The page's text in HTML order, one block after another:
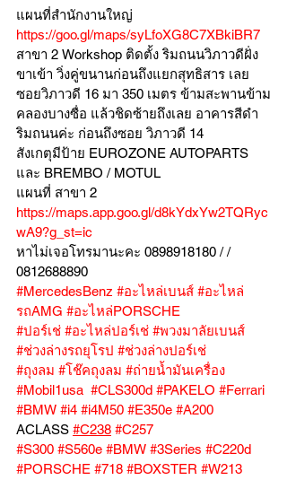
แผนที่สำนักงานใหญ่
https://goo.gl/maps/syLfoXG8C7XBkiBR7
สาขา 2 Workshop ติดตั้ง ริมถนนวิภาวดีฝั่ง
ขาเข้า วิ่งคู่ขนานก่อนถึงแยกสุทธิสาร เลย
ซอยวิภาวดี 16 มา 350 เมตร ข้ามสะพานข้าม
คลองบางซื่อ แล้วชิดซ้ายถึงเลย อาคารสีดำ
ริมถนนค่ะ ก่อนถึงซอย วิภาวดี 14
สังเกตุมีป้าย EUROZONE AUTOPARTS
และ BREMBO / MOTUL
แผนที่ สาขา 2
https://maps.app.goo.gl/d8kYdxYw2TQRyc
wA9?g_st=ic
หาไม่เจอโทรมานะคะ 0898918180 / /
0812688890
#MercedesBenz #อะไหล่เบนส์ #อะไหล่
รถAMG #อะไหล่PORSCHE
#ปอร์เช่ #อะไหล่ปอร์เช่ #พวงมาลัยเบนส์
#ช่วงล่างรถยุโรป #ช่วงล่างปอร์เช่
#ถุงลม #โช๊คถุงลม #ถ่ายน้ำมันเครื่อง
#Mobil1usa #CLS300d #PAKELO #Ferrari
#BMW #i4 #i4M50 #E350e #A200
ACLASS #C238 #C257
#S300 #S560e #BMW #3Series #C220d
#PORSCHE #718 #BOXSTER #W213